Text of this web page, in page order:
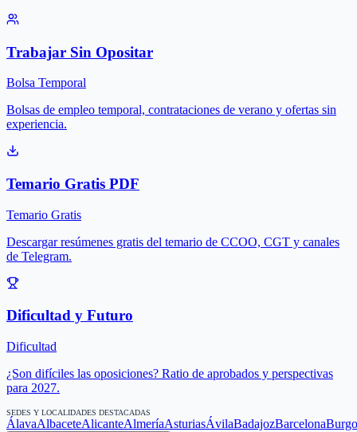
Trabajar Sin Opositar
Bolsa Temporal
Bolsas de empleo temporal, contrataciones de verano y ofertas sin
experiencia.
Temario Gratis PDF
Temario Gratis
Descargar resúmenes gratis del temario de CCOO, CGT y canales
de Telegram.
Dificultad y Futuro
Dificultad
¿Son difíciles las oposiciones? Ratio de aprobados y perspectivas
para 2027.
SEDES Y LOCALIDADES DESTACADAS
ÁlavaAlbaceteAlicanteAlmeríaAsturiasÁvilaBadajozBarcelona